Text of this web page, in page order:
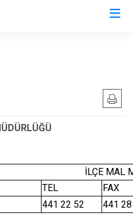
İLÇE MAL
TEL
FAX
441 22 52 441